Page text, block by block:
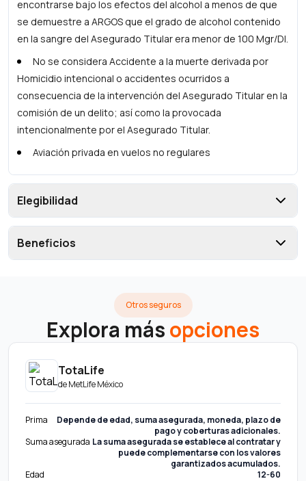
encontrarse bajo los efectos del alcohol a menos de que
se demuestre a ARGOS que el grado de alcohol contenido
en la sangre del Asegurado Titular era menor de 100 Mgr/Dl.
No se considera Accidente a la muerte derivada por
Homicidio intencional o accidentes ocurridos a
consecuencia de la intervención del Asegurado Titular en la
comisión de un delito; así como la provocada
intencionalmente por el Asegurado Titular.
Aviación privada en vuelos no regulares
Elegibilidad
Beneficios
Otros seguros
Explora másopciones
TotaLife
deMetLife México
Prima
Depende de edad, suma asegurada, moneda, plazo de
pago y coberturas adicionales.
Suma asegurada La suma asegurada se establece al contratar y
puede complementarse con los valores
garantizados acumulados.
Edad
12-60